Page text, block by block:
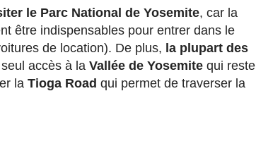
le Parc National de Yosemite, car la
être indispensables pour entrer dans le
de location). De plus, la plupart des
accès à la Vallée de Yosemite qui reste
la Tioga Road qui permet de traverser la